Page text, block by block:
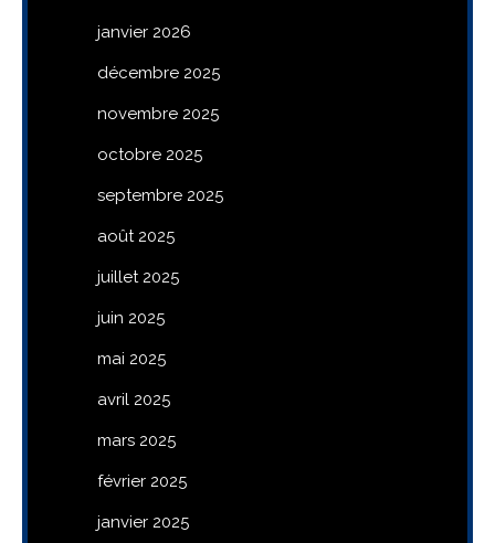
janvier 2026
décembre 2025
novembre 2025
octobre 2025
septembre 2025
août 2025
juillet 2025
juin 2025
mai 2025
avril 2025
mars 2025
février 2025
janvier 2025